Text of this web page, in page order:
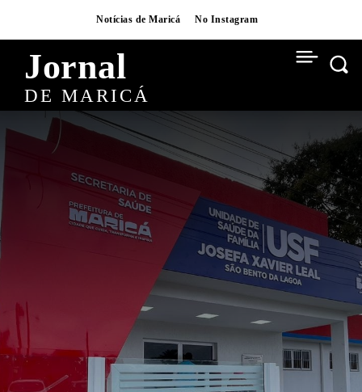
Notícias de Maricá No Instagram
Jornal
DE MARICÁ